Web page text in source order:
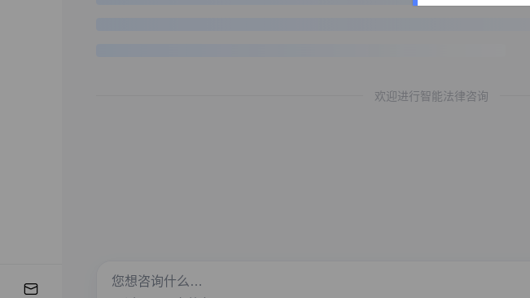
欢迎进行智能法律咨询